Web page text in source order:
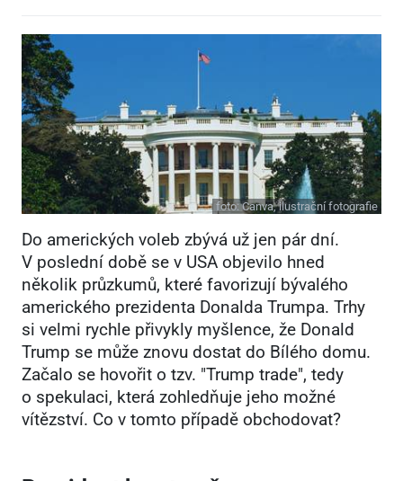
foto:Canva, ilustrační fotografie
Do amerických voleb zbývá už jen pár dní.
V poslední době se v USA objevilo hned
několik průzkumů, které favorizují bývalého
amerického prezidenta Donalda Trumpa. Trhy
si velmi rychle přivykly myšlence, že Donald
Trump se může znovu dostat do Bílého domu.
Začalo se hovořit o tzv. "Trump trade", tedy
o spekulaci, která zohledňuje jeho možné
vítězství. Co v tomto případě obchodovat?